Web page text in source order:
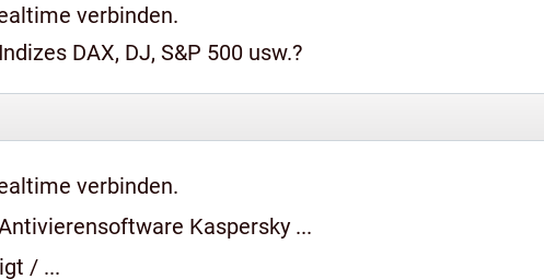
verbinden.
DAX, DJ, S&P 500 usw.?
verbinden.
Kaspersky ...
/ ...